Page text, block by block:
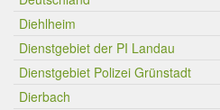
Diehlheim
Dienstgebiet der PI Landau
Dienstgebiet Polizei Grünstadt
Dierbach